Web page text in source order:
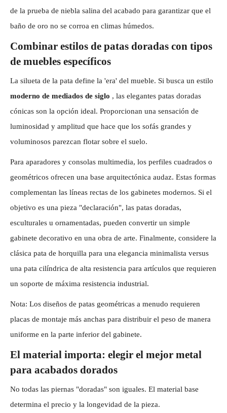
de la prueba de niebla salina del acabado para garantizar que el
baño de oro no se corroa en climas húmedos.
Combinar estilos de patas doradas con tipos
de muebles específicos
La silueta de la pata define la 'era' del mueble. Si busca un estilo
moderno de mediados de siglo , las elegantes patas doradas
cónicas son la opción ideal. Proporcionan una sensación de
luminosidad y amplitud que hace que los sofás grandes y
voluminosos parezcan flotar sobre el suelo.
Para aparadores y consolas multimedia, los perfiles cuadrados o
geométricos ofrecen una base arquitectónica audaz. Estas formas
complementan las líneas rectas de los gabinetes modernos. Si el
objetivo es una pieza "declaración", las patas doradas,
esculturales u ornamentadas, pueden convertir un simple
gabinete decorativo en una obra de arte. Finalmente, considere la
clásica pata de horquilla para una elegancia minimalista versus
una pata cilíndrica de alta resistencia para artículos que requieren
un soporte de máxima resistencia industrial.
Nota: Los diseños de patas geométricas a menudo requieren
placas de montaje más anchas para distribuir el peso de manera
uniforme en la parte inferior del gabinete.
El material importa: elegir el mejor metal
para acabados dorados
No todas las piernas "doradas" son iguales. El material base
determina el precio y la longevidad de la pieza.